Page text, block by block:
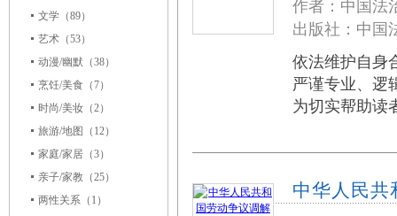
文学 （89）
艺术 （53）
动漫/幽默 （38）
烹饪/美食 （7）
时尚/美妆 （2）
旅游/地图
（12）
家庭/家居 （3）
亲子/家教 （25）
两性关系 （1）
作者：中国法
出版社：中
依法维护自身
严谨专业、逻
为切实帮助读
中华人民共